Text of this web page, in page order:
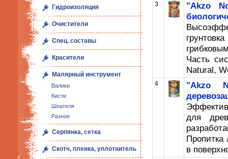
Гидроизоляция
Очистители
Спец. составы
Красители
Малярный инструмент
Валики
Кисти
Шпателя
Разное
Серпянка, сетка
Скотч, пленка, уплотнитель
3
"Akzo
Часть
Natural,
4
"Akzo
для
Пропитка
в